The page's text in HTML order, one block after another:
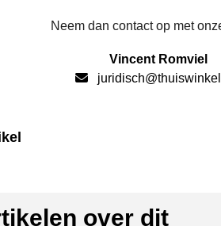
Neem dan contact op met
Vincent Romviel
over dit